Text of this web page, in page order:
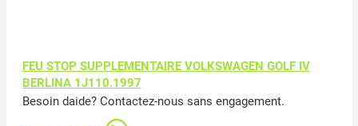
FEU STOP SUPPLEMENTAIRE VOLKSWAGEN GOLF IV
BERLINA 1J110.1997
Besoin daide? Contactez-nous sans engagement.